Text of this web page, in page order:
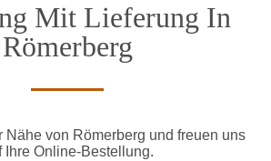
Mit Lieferung In
Römerberg
Nähe von Römerberg und freuen uns
Ihre Online-Bestellung.